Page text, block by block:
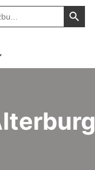
Search Button